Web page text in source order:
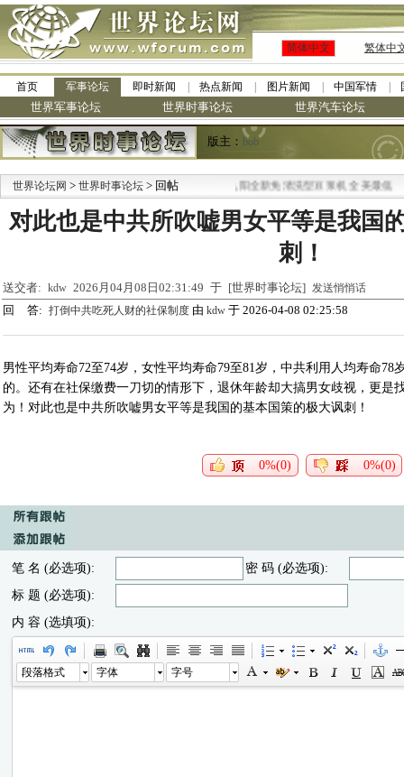
简体中文 繁体中
首页 军事论坛 即时新闻 热点新闻 图片新闻 中国军情
世界军事论坛 世界时事论坛 世界汽车论坛
版主： bob
世界论坛网 > 世界时事论坛 > 回帖 九阳全新免清洗型豆浆机 全美最低
对此也是中共所吹嘘男女平等是我国
刺！
送交者: kdw 2026月04月08日02:31:49 于 [世界时事论坛] 发送悄悄话
回 答: 打倒中共吃死人财的社保制度 由 kdw 于 2026-04-08 02:25:58
男性平均寿命72至74岁，女性平均寿命79至81岁，中共利用人均寿命78
的。还有在社保缴费一刀切的情形下，退休年龄却大搞男女歧视，更是
为！对此也是中共所吹嘘男女平等是我国的基本国策的极大讽刺！
0%(0) 0%(0)
笔 名 (必选项):
密 码 (必选项):
标 题 (必选项):
内 容 (选填项):
段落格式 字体 字号